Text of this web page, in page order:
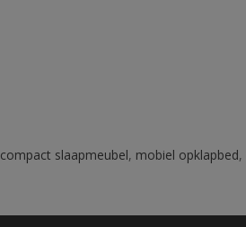
compact slaapmeubel, mobiel opklapbed,